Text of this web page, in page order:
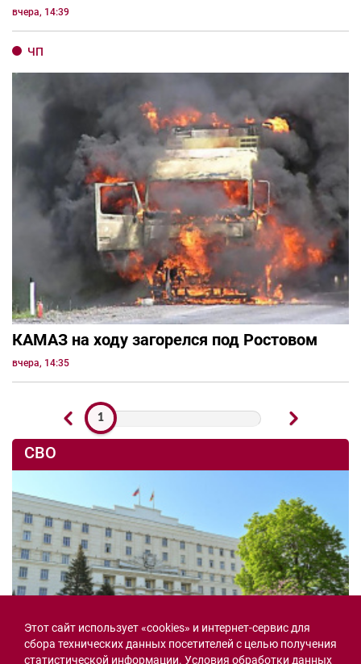
вчера, 14:39
ЧП
КАМАЗ на ходу загорелся под Ростовом
вчера, 14:35
1
СВО
Этот сайт использует «cookies» и интернет-сервис для
сбора технических данных посетителей с целью получения
статистической информации. Условия обработки данных